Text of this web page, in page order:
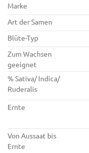
Marke
Art der Samen
Blüte-Typ
Zum Wachsen
geeignet
% Sativa/ Indica/
Ruderalis
Ernte
Von Aussaat bis
Ernte